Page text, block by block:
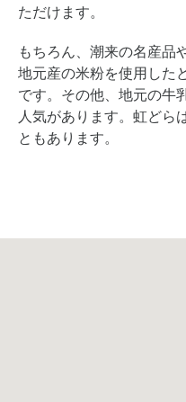
ただけます。
もちろん、潮来の名産品
地元産の米粉を使用した
です。その他、地元の牛
人気があります。虹どら
ともあります。